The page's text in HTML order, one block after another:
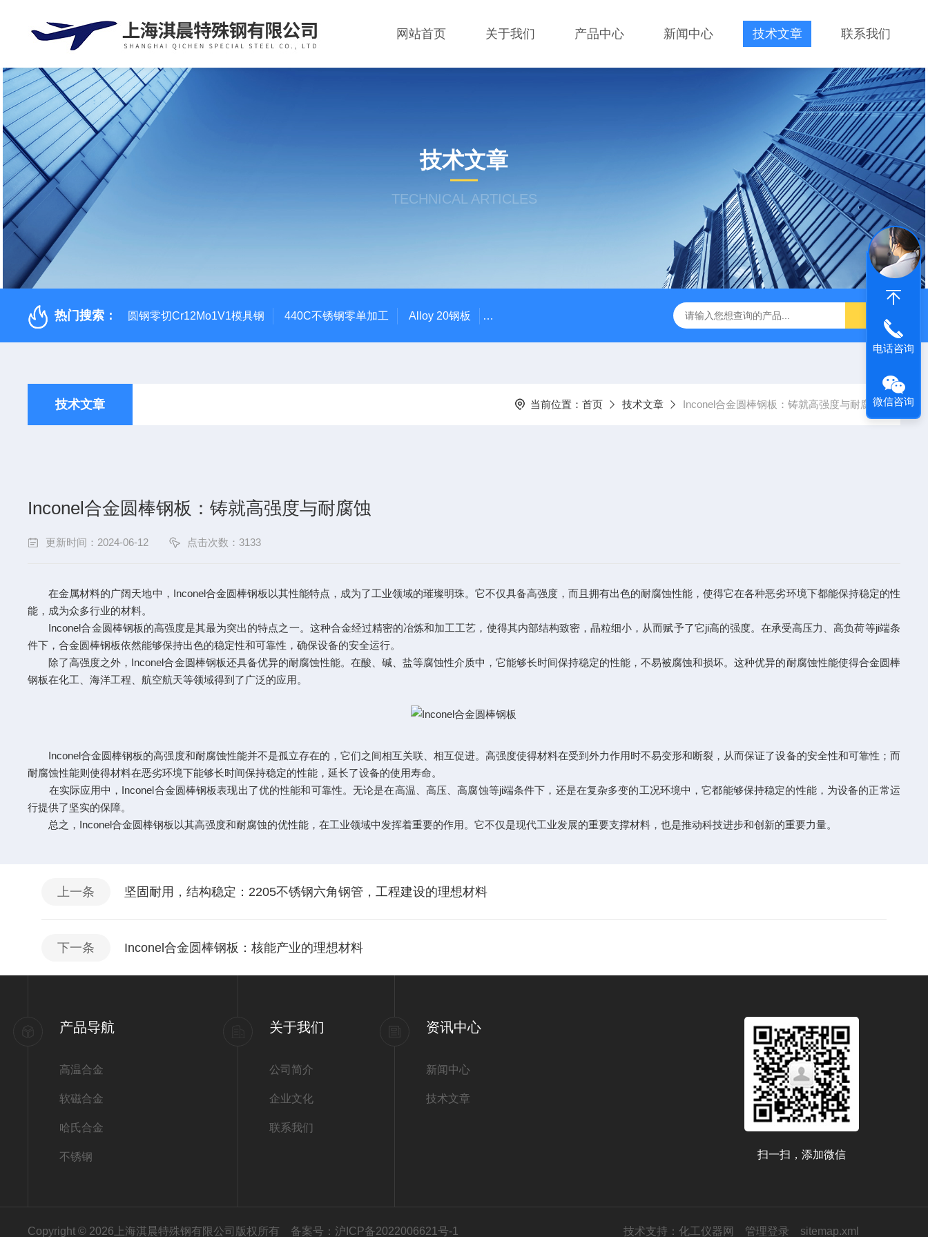
网站首页 关于我们 产品中心 新闻中心 技术文章 联系我们
技术文章
TECHNICAL ARTICLES
热门搜索： 圆钢零切Cr12Mo1V1模具钢 440C不锈钢零单加工 Alloy 20钢板 圆钢零切Incoloy925高温合金 2205不锈钢六角钢管 圆钢零切3CR2W8V模具钢
技术文章 当前位置： 首页 技术文章 Inconel合金圆棒钢板：铸就高强度与耐腐蚀
Inconel合金圆棒钢板：铸就高强度与耐腐蚀
更新时间：2024-06-12 点击次数：3133
在金属材料的广阔天地中，Inconel合金圆棒钢板以其性能特点，成为了工业领域的璀璨明珠。它不仅具备高强度，而且拥有出色的耐腐蚀性能，使得它在各种恶劣环境下都能保持稳定的性
能，成为众多行业的材料。
Inconel合金圆棒钢板的高强度是其最为突出的特点之一。这种合金经过精密的冶炼和加工工艺，使得其内部结构致密，晶粒细小，从而赋予了它ji高的强度。在承受高压力、高负荷等ji端条
件下，合金圆棒钢板依然能够保持出色的稳定性和可靠性，确保设备的安全运行。
除了高强度之外，Inconel合金圆棒钢板还具备优异的耐腐蚀性能。在酸、碱、盐等腐蚀性介质中，它能够长时间保持稳定的性能，不易被腐蚀和损坏。这种优异的耐腐蚀性能使得合金圆棒
钢板在化工、海洋工程、航空航天等领域得到了广泛的应用。
Inconel合金圆棒钢板的高强度和耐腐蚀性能并不是孤立存在的，它们之间相互关联、相互促进。高强度使得材料在受到外力作用时不易变形和断裂，从而保证了设备的安全性和可靠性；而
耐腐蚀性能则使得材料在恶劣环境下能够长时间保持稳定的性能，延长了设备的使用寿命。
在实际应用中，Inconel合金圆棒钢板表现出了优的性能和可靠性。无论是在高温、高压、高腐蚀等ji端条件下，还是在复杂多变的工况环境中，它都能够保持稳定的性能，为设备的正常运
行提供了坚实的保障。
总之，Inconel合金圆棒钢板以其高强度和耐腐蚀的优性能，在工业领域中发挥着重要的作用。它不仅是现代工业发展的重要支撑材料，也是推动科技进步和创新的重要力量。
上一条 坚固耐用，结构稳定：2205不锈钢六角钢管，工程建设的理想材料
下一条 Inconel合金圆棒钢板：核能产业的理想材料
产品导航
高温合金
软磁合金
哈氏合金
不锈钢
关于我们
公司简介
企业文化
联系我们
资讯中心
新闻中心
技术文章
扫一扫，添加微信
Copyright © 2026上海淇晨特殊钢有限公司版权所有 备案号：沪ICP备2022006621号-1 技术支持： 化工仪器网 管理登录 sitemap.xml
电话咨询
微信咨询